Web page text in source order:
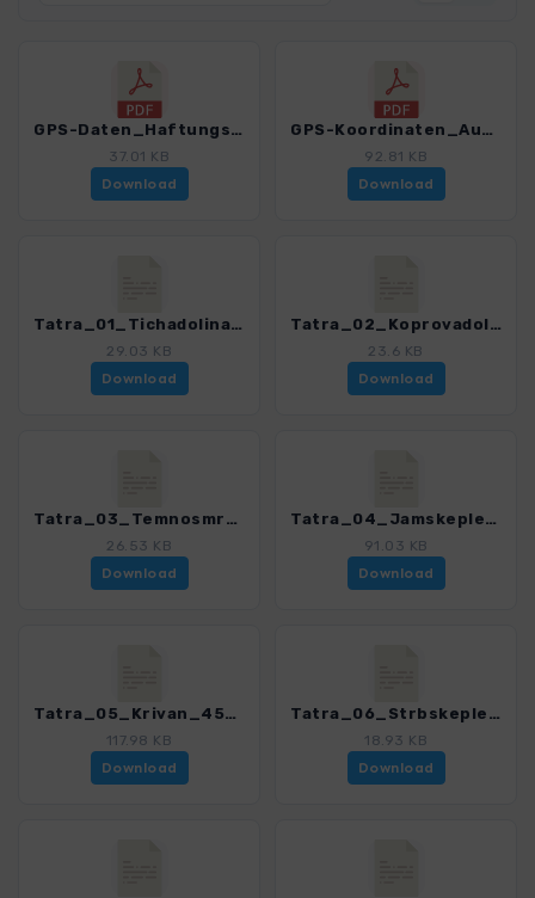
GPS-Daten_Haftungsausschluss-Nutzungsbedingungen_WF_Hohe Tatra_4503_7.pdf
37.01 KB
Download
GPS-Koordinaten_Ausgangspunkte_WF_Hohe Tatra_4503_7.pdf
92.81 KB
Download
Tatra_01_Tichadolina_4503_7.gpx
29.03 KB
Download
Tatra_02_Koprovadolina_4503_7.gpx
23.6 KB
Download
Tatra_03_Temnosmrecinskadolina_4503_7.gpx
26.53 KB
Download
Tatra_04_Jamskepleso_4503_7.gpx
91.03 KB
Download
Tatra_05_Krivan_4503_7.gpx
117.98 KB
Download
Tatra_06_Strbskepleso_4503_7.gpx
18.93 KB
Download